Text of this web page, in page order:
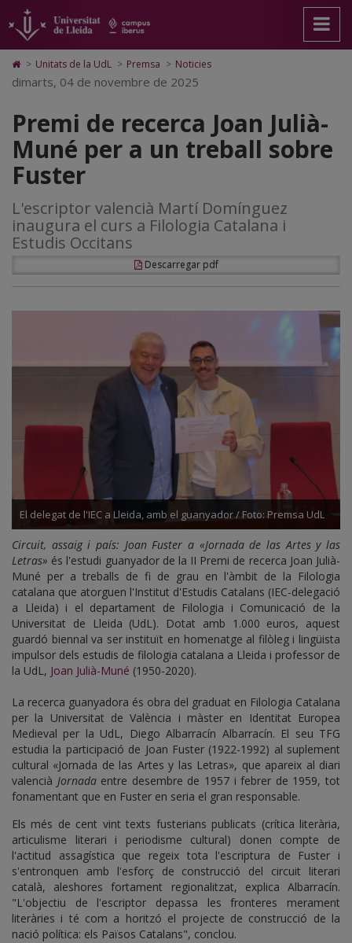
Premi
de
recerca
Joan
Julià-
Muné
per
un
treball
sobre
Fuster
pàgina
principal.
Universitat
Lleida
contingut
principal
Mapa
Web.
Universitat
Cerca
Accessibilitat.
Universitat
Lleida
Icono
de
Home
ir
a
la
página
de
inicio
> Unitats de la UdL > Premsa > Noticies
dimarts, 04 de novembre de 2025
Premi de recerca Joan Julià-
Muné per a un treball sobre
Fuster
L'escriptor valencià Martí Domínguez
inaugura el curs a Filologia Catalana i
Estudis Occitans
Descarregar pdf
El delegat de l'IEC a Lleida, amb el guanyador / Foto: Premsa UdL
Circuit, assaig i país: Joan Fuster a «Jornada de las Artes y las
Letras» és l'estudi guanyador de la II Premi de recerca Joan Julià-
Muné per a treballs de fi de grau en l'àmbit de la Filologia
catalana que atorguen l'Institut d'Estudis Catalans (IEC-delegació
a Lleida) i el departament de Filologia i Comunicació de la
Universitat de Lleida (UdL). Dotat amb 1.000 euros, aquest
guardó biennal va ser instituït en homenatge al filòleg i lingüista
impulsor dels estudis de filologia catalana a Lleida i professor de
la UdL, Joan Julià-Muné (1950-2020).
La recerca guanyadora és obra del graduat en Filologia Catalana
per la Universitat de València i màster en Identitat Europea
Medieval per la UdL, Diego Albarracín Albarracín. El seu TFG
estudia la participació de Joan Fuster (1922-1992) al suplement
cultural «Jornada de las Artes y las Letras», que apareix al diari
valencià Jornadaentre desembre de 1957 i febrer de 1959, tot
fonamentant que en Fuster en seria el gran responsable.
Els més de cent vint texts fusterians publicats (crítica literària,
articulisme literari i periodisme cultural) donen compte de
l'actitud assagística que regeix tota l'escriptura de Fuster i
s'entronquen amb l'esforç de construcció del circuit literari
català, aleshores fortament regionalitzat, explica Albarracín.
"L'objectiu de l'escriptor depassa les fronteres merament
literàries i té com a horitzó el projecte de construcció de la
nació política: els Països Catalans", conclou.